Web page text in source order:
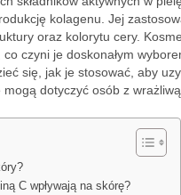
kolagenu. Jej
oraz kolorytu cery.
czyni je doskonałym
się, jak je stosować, aby
dotyczyć osób z wrażliwą
C wpływają na skórę?